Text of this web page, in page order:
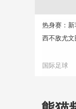
热身赛：
西不敌尤文
国际足球